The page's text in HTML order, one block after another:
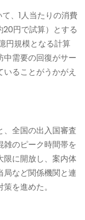
、1人当たりの消費
20円で試算）とする
円規模となる計算
中需要の回復がサー
ることがうかがえ
、全国の出入国審査
のピーク時間帯を
限に開放し、案内体
局など関係機関と連
を進めた。